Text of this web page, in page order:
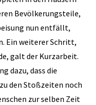
Bevölkerungsteile,
nun entfällt,
Ein weiterer Schritt,
galt der Kurzarbeit.
dazu, dass die
den Stoßzeiten noch
zur selben Zeit